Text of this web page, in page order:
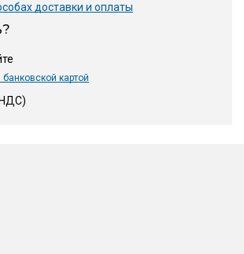
доставки и оплаты
картой